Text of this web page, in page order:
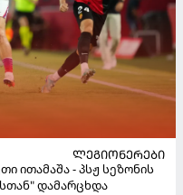
ᲚᲔᲒᲘᲝᲜᲔᲠᲔᲑᲘ
ითამაშა - პსჟ სეზონის
დამარცხდა